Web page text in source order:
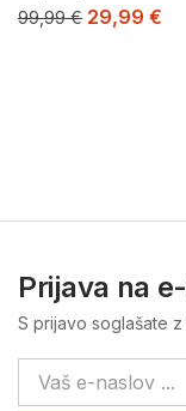
99,99€ 29,99 €
Prijava na
S prijavo soglašate z